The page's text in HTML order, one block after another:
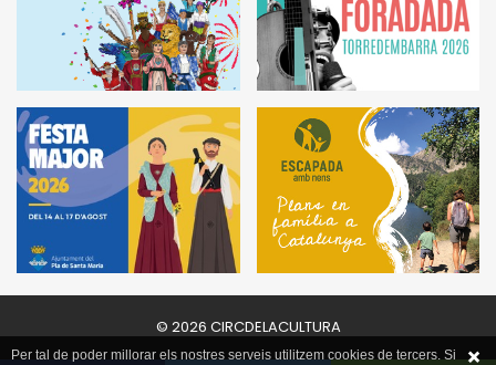
© 2026 CIRCDELACULTURA
Per tal de poder millorar els nostres serveis utilitzem cookies de tercers. Si